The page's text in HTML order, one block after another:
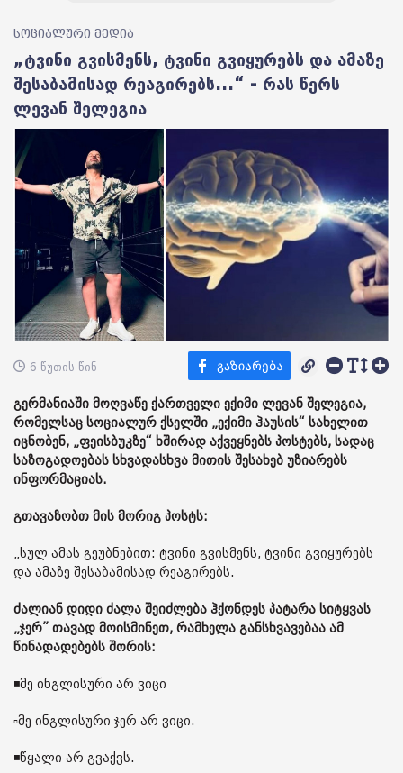
სოციალური მედია
„ტვინი გვისმენს, ტვინი გვიყურებს და ამაზე
შესაბამისად რეაგირებს...“ - რას წერს
ლევან შელეგია
6 წუთის წინ
გერმანიაში მოღვაწე ქართველი ექიმი ლევან შელეგია,
რომელსაც სოციალურ ქსელში „ექიმი ჰაუსის“ სახელით
იცნობენ, „ფეისბუკზე“ ხშირად აქვეყნებს პოსტებს, სადაც
საზოგადოებას სხვადასხვა მითის შესახებ უზიარებს
ინფორმაციას.
გთავაზობთ მის მორიგ პოსტს:
„სულ ამას გეუბნებით: ტვინი გვისმენს, ტვინი გვიყურებს
და ამაზე შესაბამისად რეაგირებს.
ძალიან დიდი ძალა შეიძლება ჰქონდეს პატარა სიტყვას
„ჯერ” თავად მოისმინეთ, რამხელა განსხვავებაა ამ
წინადადებებს შორის:
◾️მე ინგლისური არ ვიცი
▫️მე ინგლისური ჯერ არ ვიცი.
◾️წყალი არ გვაქვს.